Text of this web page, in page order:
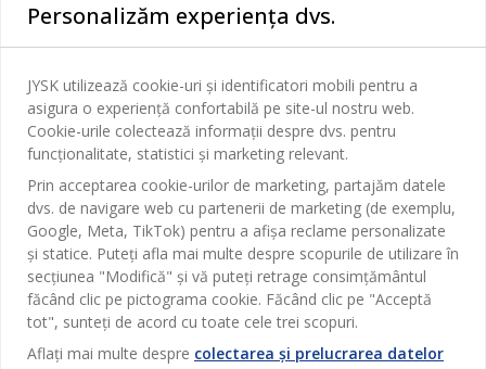
Baie
Sufragerie
Bucătărie
Depozitare
Perdele
Grădină
Pentru casă
Outlet
Serviciul clienți
Magazine și program
Broșură
Termeni si conditii vânzări online
Garantia prețului
Garanția Produselor
Politica de confidentialitate
JYSK
Despre JYSK
Presă
Locuri de muncă
Newsletter
Inspirație
SEDIU CENTRAL
TAROL-DD S.R.L. str. Jubiliara, 41A mun. Chișinău, Republica
Moldova
JYSK BUSINESS TO BUSINESS
Vânzări și relații clienți persoane juridice
Telefon: 060 531 531
E-mail: jysk@jysk.md
JYSK RELAȚII CLIENȚI
Contact Relații Clienți
Telefon: 022 022 030
E-mail: support@jysk.md
Urmărește Jysk
Personalizăm experiența dvs.
JYSK utilizează cookie-uri și identificatori mobili pentru a
asigura o experiență confortabilă pe site-ul nostru web.
Cookie-urile colectează informații despre dvs. pentru
funcționalitate, statistici și marketing relevant.
Prin acceptarea cookie-urilor de marketing, partajăm datele
dvs. de navigare web cu partenerii de marketing (de exemplu,
Google, Meta, TikTok) pentru a afișa reclame personalizate
și statice. Puteți afla mai multe despre scopurile de utilizare în
secțiunea "Modifică" și vă puteți retrage consimțământul
făcând clic pe pictograma cookie. Făcând clic pe "Acceptă
tot", sunteți de acord cu toate cele trei scopuri.
Aflați mai multe despre colectarea și prelucrarea datelor